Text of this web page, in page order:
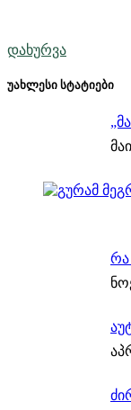
დახურვა
უახლესი სტატიები
რა